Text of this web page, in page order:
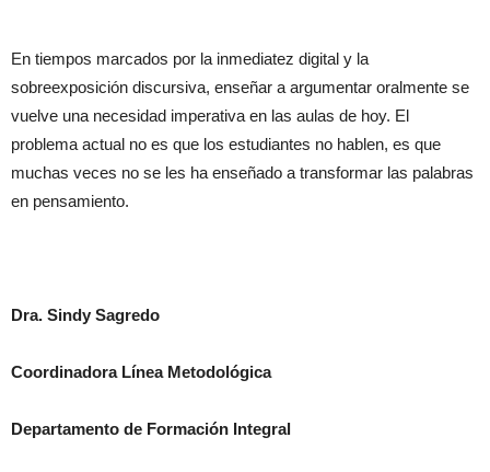
En tiempos marcados por la inmediatez digital y la
sobreexposición discursiva, enseñar a argumentar oralmente se
vuelve una necesidad imperativa en las aulas de hoy. El
problema actual no es que los estudiantes no hablen, es que
muchas veces no se les ha enseñado a transformar las palabras
en pensamiento.
Dra. Sindy Sagredo
Coordinadora Línea Metodológica
Departamento de Formación Integral